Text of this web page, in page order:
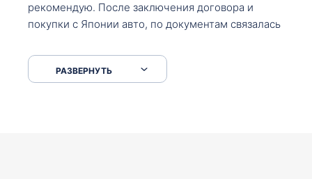
рекомендую. После заключения договора и
покупки с Японии авто, по документам связалась
что заполнить, куда зайти, образцы и т.д. После
приехал за авто. Меня тепло встретили Сергей с
РАЗВЕРНУТЬ